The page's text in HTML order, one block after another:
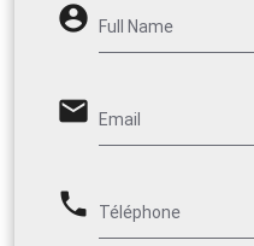
account_circle Full Name
email Email
phone Téléphone